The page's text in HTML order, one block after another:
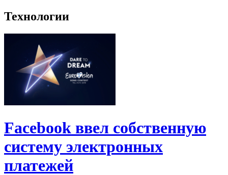
Технологии
Facebook ввел собственную
систему электронных
платежей